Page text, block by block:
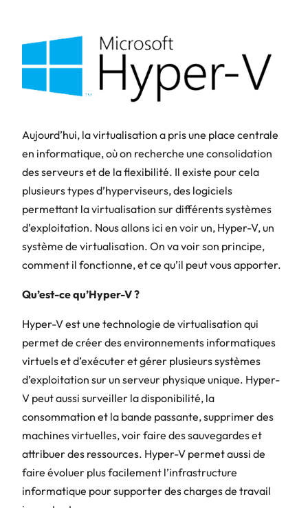
Aujourd’hui, la virtualisation a pris une place centrale
en informatique, où on recherche une consolidation
des serveurs et de la flexibilité. Il existe pour cela
plusieurs types d’hyperviseurs, des logiciels
permettant la virtualisation sur différents systèmes
d’exploitation. Nous allons ici en voir un, Hyper-V, un
système de virtualisation. On va voir son principe,
comment il fonctionne, et ce qu’il peut vous apporter.
Qu’est-ce qu’Hyper-V ?
Hyper-V est une technologie de virtualisation qui
permet de créer des environnements informatiques
virtuels et d’exécuter et gérer plusieurs systèmes
d’exploitation sur un serveur physique unique. Hyper-
V peut aussi surveiller la disponibilité, la
consommation et la bande passante, supprimer des
machines virtuelles, voir faire des sauvegardes et
attribuer des ressources. Hyper-V permet aussi de
faire évoluer plus facilement l’infrastructure
informatique pour supporter des charges de travail